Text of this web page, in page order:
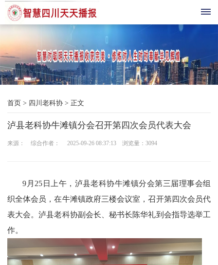
首
综
合
播
技
三
智
首页 > 四川老科协 > 正文
泸县老科协牛滩镇分会召开第四次会员代表大会
来源： 综合作者： 2025-09-26 08:37:13 浏览量： 3094
9月25日上午，泸县老科协牛滩镇分会第三届理事会组
织全体会员，在牛滩镇政府三楼会议室，召开第四次会员代
表大会。泸县老科协副会长、秘书长陈华礼到会指导选举工
作。